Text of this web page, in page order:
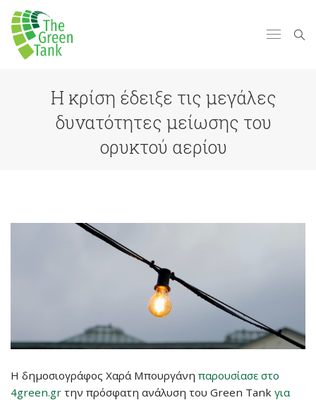
Η κρίση έδειξε τις μεγάλες
δυνατότητες μείωσης του
ορυκτού αερίου
Η δημοσιογράφος Χαρά Μπουργάνη παρουσίασε στο
4green.gr την πρόσφατη ανάλυση του Green Tank για